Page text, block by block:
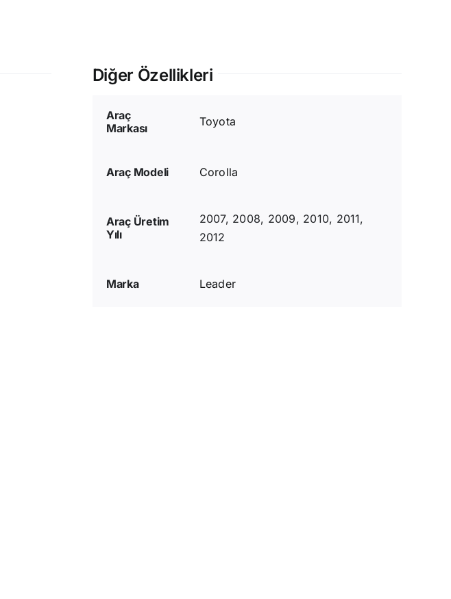
Diğer Özellikleri
Araç
Markası
Toyota
Araç Modeli Corolla
Araç Üretim
Yılı
2007, 2008, 2009, 2010, 2011,
2012
Marka Leader